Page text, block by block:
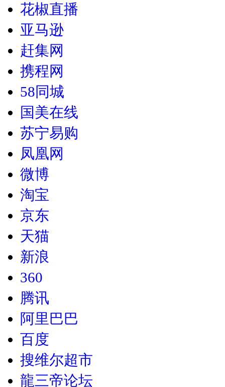
花椒直播
亚马逊
赶集网
携程网
58同城
国美在线
苏宁易购
凤凰网
微博
淘宝
京东
天猫
新浪
360
腾讯
阿里巴巴
百度
搜维尔超市
龍三帝论坛